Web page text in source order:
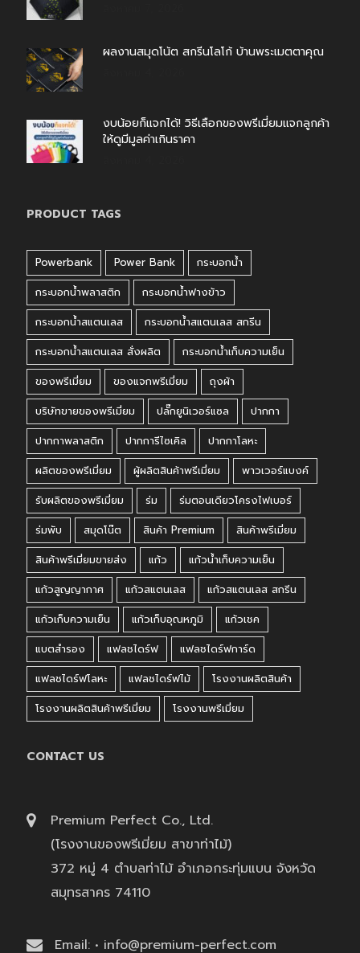
ผลงานสมุดโน้ต สกรีนโลโก้ บ้านพระเมตตาคุณ
งบน้อยก็แจกได้! วิธีเลือกของพรีเมี่ยมแจกลูกค้า
ให้ดูมีมูลค่าเกินราคา
PRODUCT TAGS
Powerbank Power Bank
กระบอกน้ำ
กระบอกน้ำพลาสติก
กระบอกน้ำฟางข้าว
กระบอกน้ำสแตนเลส
กระบอกน้ำสแตนเลส สกรีน
กระบอกน้ำสแตนเลส สั่งผลิต
กระบอกน้ำเก็บความเย็น
ของพรีเมี่ยม
ของแจกพรีเมี่ยม
ถุงผ้า
บริษัทขายของพรีเมี่ยม
ปลั๊กยูนิเวอร์แซล
ปากกา
ปากกาพลาสติก
ปากการีไซเคิล
ปากกาโลหะ
ผลิตของพรีเมี่ยม
ผู้ผลิตสินค้าพรีเมี่ยม
พาวเวอร์แบงค์
รับผลิตของพรีเมี่ยม
ร่ม
ร่มตอนเดียวโครงไฟเบอร์
ร่มพับ
สมุดโน๊ต สินค้า Premium
สินค้าพรีเมี่ยม
สินค้าพรีเมี่ยมขายส่ง
แก้ว
แก้วน้ำเก็บความเย็น
แก้วสูญญากาศ
แก้วสแตนเลส
แก้วสแตนเลส สกรีน
แก้วเก็บความเย็น
แก้วเก็บอุณหภูมิ
แก้วเชค
แบตสำรอง
แฟลชไดร์ฟ
แฟลชไดร์ฟการ์ด
แฟลชไดร์ฟโลหะ
แฟลชไดร์ฟไม้
โรงงานผลิตสินค้า
โรงงานผลิตสินค้าพรีเมี่ยม
โรงงานพรีเมี่ยม
CONTACT US
Premium Perfect Co., Ltd.
(โรงงานของพรีเมี่ยม สาขาท่าไม้)
372 หมู่ 4 ตำบลท่าไม้ อำเภอกระทุ่มแบน จังหวัด
สมุทรสาคร 74110
Email: • info@premium-perfect.com